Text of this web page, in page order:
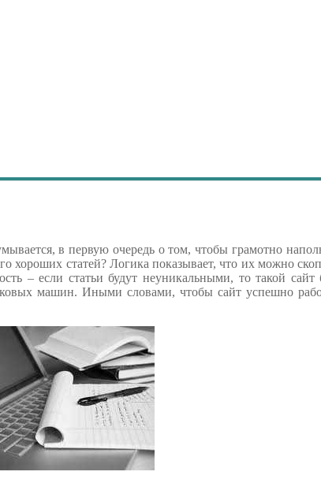
в первую очередь о том, чтобы грамотно
хороших статей? Логика показывает, что их можно
– если статьи будут неуникальными, то такой сайт
машин. Иными словами, чтобы сайт успешно